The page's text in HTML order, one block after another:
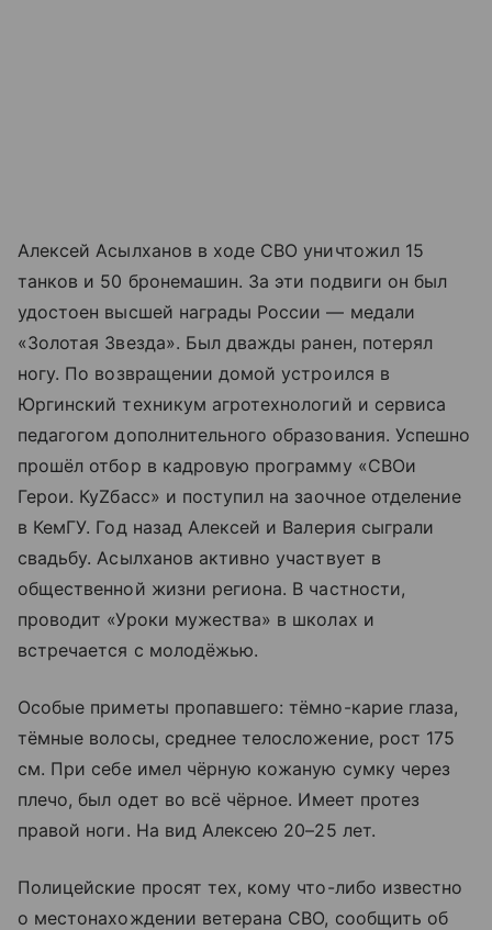
Алексей Асылханов в ходе СВО уничтожил 15
танков и 50 бронемашин. За эти подвиги он был
удостоен высшей награды России — медали
«Золотая Звезда». Был дважды ранен, потерял
ногу. По возвращении домой устроился в
Юргинский техникум агротехнологий и сервиса
педагогом дополнительного образования. Успешно
прошёл отбор в кадровую программу «СВОи
Герои. КуZбасс» и поступил на заочное отделение
в КемГУ. Год назад Алексей и Валерия сыграли
свадьбу. Асылханов активно участвует в
общественной жизни региона. В частности,
проводит «Уроки мужества» в школах и
встречается с молодёжью.
Особые приметы пропавшего: тёмно-карие глаза,
тёмные волосы, среднее телосложение, рост 175
см. При себе имел чёрную кожаную сумку через
плечо, был одет во всё чёрное. Имеет протез
правой ноги. На вид Алексею 20–25 лет.
Полицейские просят тех, кому что-либо известно
о местонахождении ветерана СВО, сообщить об